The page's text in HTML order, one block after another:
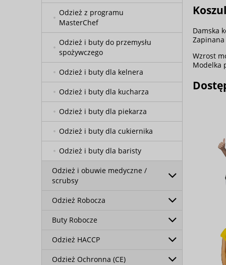
Odzież z programu
MasterChef
Odzież i buty do przemysłu
spożywczego
Odzież i buty dla kelnera
Odzież i buty dla kucharza
Odzież i buty dla piekarza
Odzież i buty dla cukiernika
Odzież i buty dla baristy
Odzież i obuwie medyczne /
scrubsy
Odzież Robocza
Buty Robocze
Odzież HACCP
Odzież Ochronna (CE)
Damska
Wzrost
Modelka